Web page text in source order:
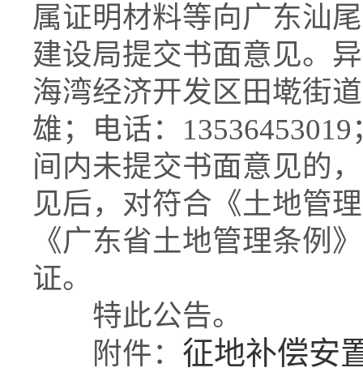
属证明材料等向广东汕
建设局提交书面意见。
海湾经济开发区田墘街
雄；电话：
间内未提交书面意见的
见后，对符合《土地管
《广东省土地管理条例
证。
特此公告。
附件： 征地补偿安